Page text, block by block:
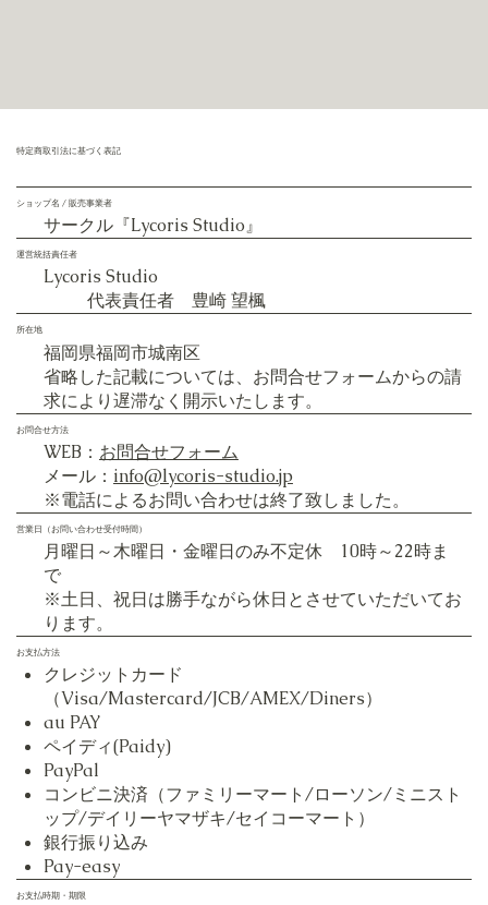
特定商取引法に基づく表記
ショップ名 / 販売事業者
サークル『Lycoris Studio』
運営統括責任者
Lycoris Studio
代表責任者 豊崎 望楓
所在地
​福岡県福岡市城南区
省略した記載については、お問合せフォームからの請
求により遅滞なく開示いたします。
お問合せ方法
WEB： お問合せフォーム
メール： info@lycoris-studio.jp
​※電話によるお問い合わせは終了致しました。
営業日（お問い合わせ受付時間）
月曜日～木曜日・金曜日のみ不定休 10時～22時ま
で
※土日、祝日は勝手ながら休日とさせていただいてお
ります。
お支払方法
クレジットカード
（Visa/Mastercard/JCB/AMEX/Diners）
au PAY
ペイディ(Paidy)
PayPal
コンビニ決済（ファミリーマート/ローソン/ミニスト
ップ/デイリーヤマザキ/セイコーマート）
銀行振り込み
Pay-easy
お支払時期・期限